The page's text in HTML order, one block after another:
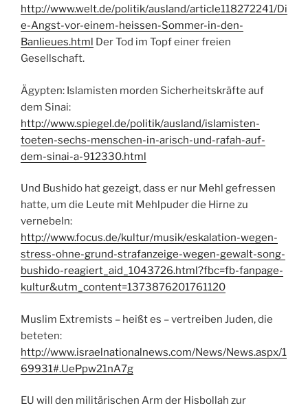
http://www.welt.de/politik/ausland/article118272241/Di
e-Angst-vor-einem-heissen-Sommer-in-den-
Banlieues.html Der Tod im Topf einer freien
Gesellschaft.
Ägypten: Islamisten morden Sicherheitskräfte auf
dem Sinai:
http://www.spiegel.de/politik/ausland/islamisten-
toeten-sechs-menschen-in-arisch-und-rafah-auf-
dem-sinai-a-912330.html
Und Bushido hat gezeigt, dass er nur Mehl gefressen
hatte, um die Leute mit Mehlpuder die Hirne zu
vernebeln:
http://www.focus.de/kultur/musik/eskalation-wegen-
stress-ohne-grund-strafanzeige-wegen-gewalt-song-
bushido-reagiert_aid_1043726.html?fbc=fb-fanpage-
kultur&utm_content=1373876201761120
Muslim Extremists – heißt es – vertreiben Juden, die
beteten:
http://www.israelnationalnews.com/News/News.aspx/1
69931#.UePpw21nA7g
EU will den militärischen Arm der Hisbollah zur